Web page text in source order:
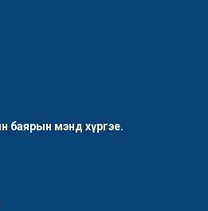
баярын мэнд хүргэе.